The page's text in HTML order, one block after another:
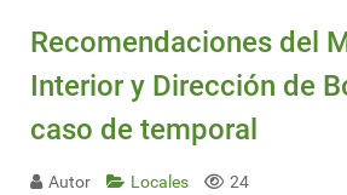
Recomendaciones del
Interior y Dirección de
caso de temporal
Autor Locales 24